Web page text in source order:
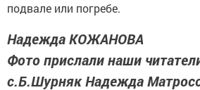
подвале или погребе.
Надежда КОЖАНОВА
Фото прислали наши
с.Б.Шурняк Надежда